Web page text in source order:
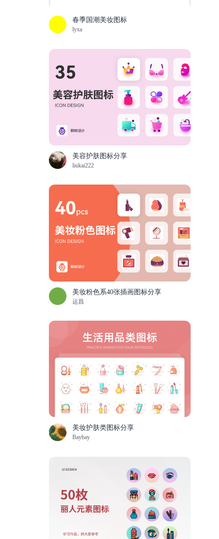
春季国潮美妆图标
lyxa
美容护肤图标分享
liukai222
美妆粉色系40张插画图标分享
运昌
美妆护肤类图标分享
Baybay